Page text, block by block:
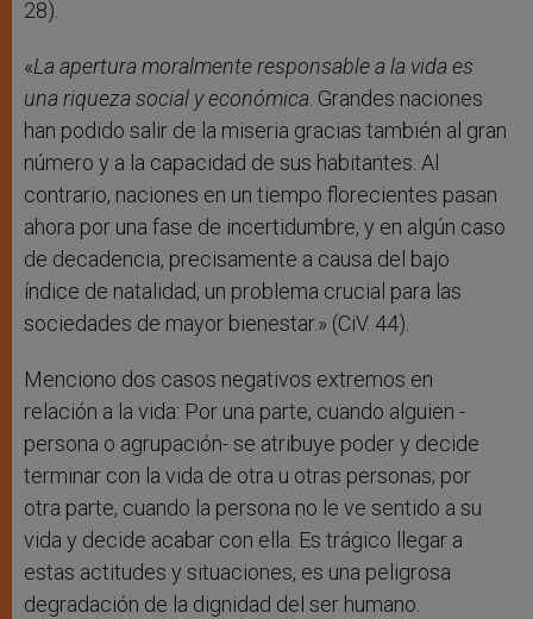
28).
«La apertura moralmente responsable a la vida es
una riqueza social y económica. Grandes naciones
han podido salir de la miseria gracias también al gran
número y a la capacidad de sus habitantes. Al
contrario, naciones en un tiempo florecientes pasan
ahora por una fase de incertidumbre, y en algún caso
de decadencia, precisamente a causa del bajo
índice de natalidad, un problema crucial para las
sociedades de mayor bienestar.» (CiV. 44).
Menciono dos casos negativos extremos en
relación a la vida: Por una parte, cuando alguien -
persona o agrupación- se atribuye poder y decide
terminar con la vida de otra u otras personas; por
otra parte, cuando la persona no le ve sentido a su
vida y decide acabar con ella. Es trágico llegar a
estas actitudes y situaciones, es una peligrosa
degradación de la dignidad del ser humano.